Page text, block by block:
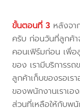
ขั้นตอนที่ 3 หลังจา
ครับ ก่อนวันที่ลูกค้า
คอนเฟิร์มก่อน เพื่อ
ของ เรามีบริการ
ลูกค้าเก็บของรอเร
ของพนักงานเราเอ
ส่วนที่เหลือให้กับพนั